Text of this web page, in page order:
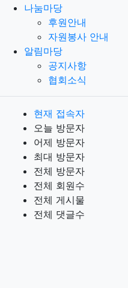
나눔마당
후원안내
자원봉사 안내
알림마당
공지사항
협회소식
현재 접속자
오늘 방문자
어제 방문자
최대 방문자
전체 방문자
전체 회원수
전체 게시물
전체 댓글수